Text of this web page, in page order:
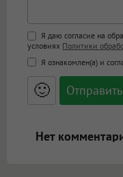
Поддержка
<b>, <strong>,
<small>, <sup>,
<blockquote>,
адреса URL
ссылками, и
Я даю согласие на
условиях Политики
Я ознакомлен(а) и
🙂
Нет